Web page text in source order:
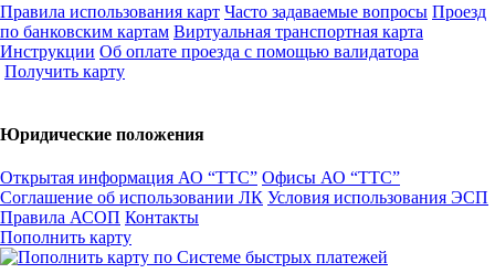
Правила использования карт Часто задаваемые вопросы Проезд
по банковским картам Виртуальная транспортная карта
Инструкции Об оплате проезда с помощью валидатора
Получить карту
Юридические положения
Открытая информация АО “ТТС” Офисы АО “ТТС”
Соглашение об использовании ЛК Условия использования ЭСП
Правила АСОП Контакты
Пополнить карту